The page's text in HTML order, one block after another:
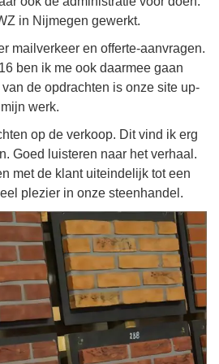
in Nijmegen gewerkt.
mailverkeer en offerte-aanvragen.
ben ik me ook daarmee gaan
de opdrachten is onze site up-
werk.
op de verkoop. Dit vind ik erg
Goed luisteren naar het verhaal.
met de klant uiteindelijk tot een
plezier in onze steenhandel.